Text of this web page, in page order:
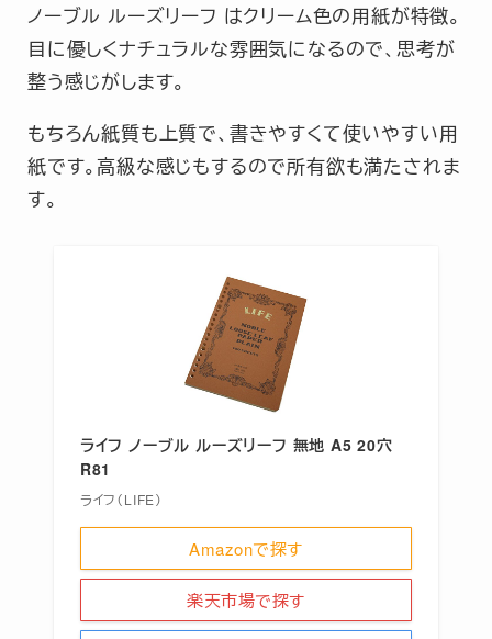
ノーブル ルーズリーフ はクリーム色の用紙が特徴。
目に優しくナチュラルな雰囲気になるので、思考が
整う感じがします。
もちろん紙質も上質で、書きやすくて使いやすい用
紙です。高級な感じもするので所有欲も満たされま
す。
ライフ ノーブル ルーズリーフ 無地 A5 20穴
R81
ライフ（LIFE）
Amazonで探す
楽天市場で探す